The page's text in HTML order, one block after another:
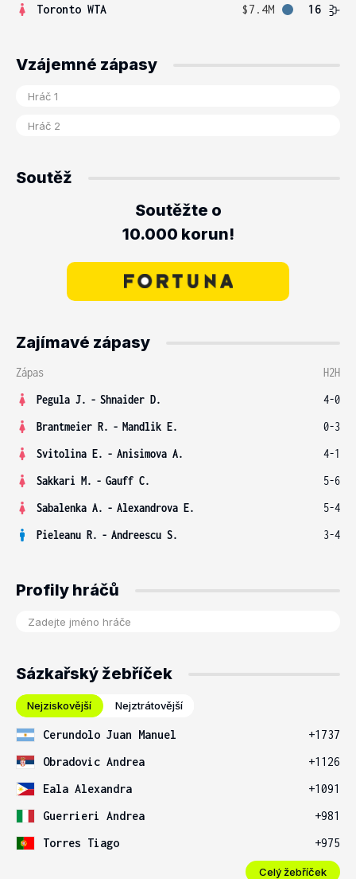
Toronto WTA
$7.4M 16
Vzájemné zápasy
Soutěž
Soutěžte o
10.000 korun!
Zajímavé zápasy
Zápas
H2H
Pegula J. - Shnaider D.
4-0
Brantmeier R. - Mandlik E.
0-3
Svitolina E. - Anisimova A.
4-1
Sakkari M. - Gauff C.
5-6
Sabalenka A. - Alexandrova E.
5-4
Pieleanu R. - Andreescu S. 3-4
Profily hráčů
Sázkařský žebříček
Nejziskovější Nejztrátovější
Cerundolo Juan Manuel
+1737
Obradovic Andrea
+1126
Eala Alexandra
+1091
Guerrieri Andrea
+981
Torres Tiago
+975
Celý žebříček